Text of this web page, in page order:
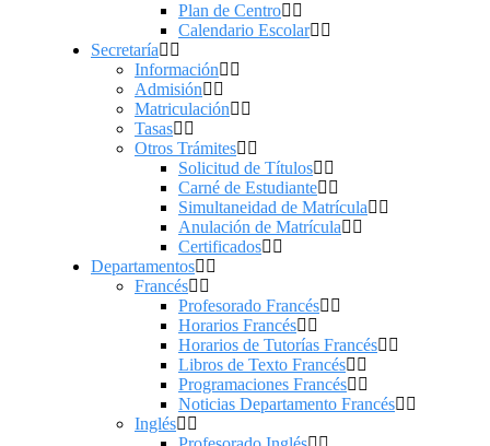
Plan de Centro
Calendario Escolar
Secretaría
Información
Admisión
Matriculación
Tasas
Otros Trámites
Solicitud de Títulos
Carné de Estudiante
Simultaneidad de Matrícula
Anulación de Matrícula
Certificados
Departamentos
Francés
Profesorado Francés
Horarios Francés
Horarios de Tutorías Francés
Libros de Texto Francés
Programaciones Francés
Noticias Departamento Francés
Inglés